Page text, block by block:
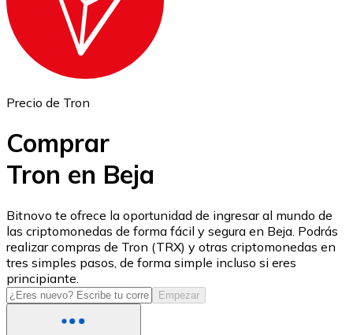
ETH
USD Coin
USDC
Precio de Tron
Comprar
Tron en Beja
Bitnovo te ofrece la oportunidad de ingresar al mundo de
las criptomonedas de forma fácil y segura en Beja. Podrás
realizar compras de Tron (TRX) y otras criptomonedas en
tres simples pasos, de forma simple incluso si eres
principiante.
Empezar